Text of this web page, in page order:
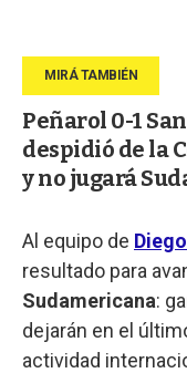
Peñarol 0-1
despidió de la
y no jugará
Al equipo de
resultado para
Sudamericana:
dejarán en el
actividad